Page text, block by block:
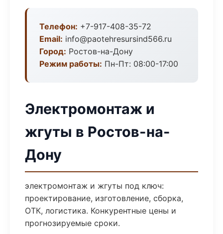
Телефон: +7-917-408-35-72
Email: info@paotehresursind566.ru
Город: Ростов-на-Дону
Режим работы: Пн-Пт: 08:00-17:00
Электромонтаж и
жгуты в Ростов-на-
Дону
электромонтаж и жгуты под ключ:
проектирование, изготовление, сборка,
ОТК, логистика. Конкурентные цены и
прогнозируемые сроки.